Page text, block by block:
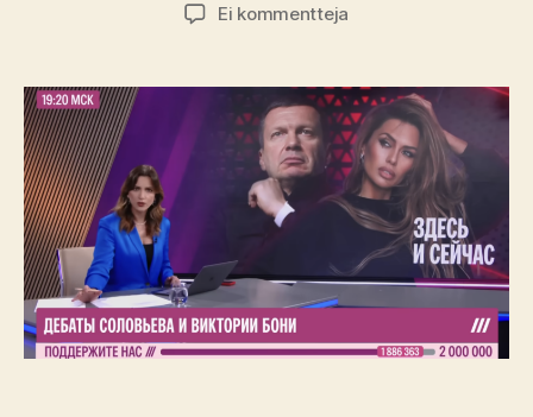
Ei kommentteja
studiossa